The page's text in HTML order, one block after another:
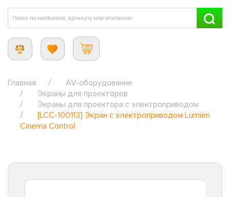
Главная
AV-оборудование
Экраны для проекторов
Экраны для проектора с электроприводом
[LCC-100113] Экран с электроприводом Lumien
Cinema Control